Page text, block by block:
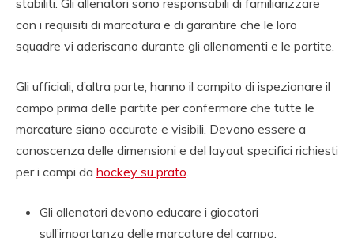
stabiliti. Gli allenatori sono responsabili di familiarizzare
con i requisiti di marcatura e di garantire che le loro
squadre vi aderiscano durante gli allenamenti e le partite.
Gli ufficiali, d’altra parte, hanno il compito di ispezionare il
campo prima delle partite per confermare che tutte le
marcature siano accurate e visibili. Devono essere a
conoscenza delle dimensioni e del layout specifici richiesti
per i campi da hockey su prato.
Gli allenatori devono educare i giocatori
sull’importanza delle marcature del campo.